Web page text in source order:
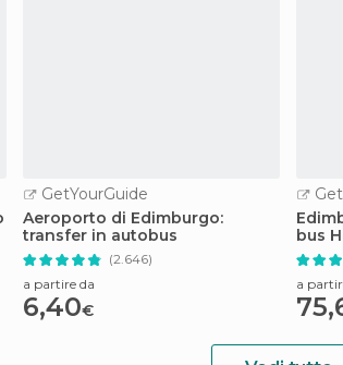
GetYourGuide
Aeroporto di Edimburgo:
transfer in autobus
(2.646)
a partire da
6,40€
bus
a